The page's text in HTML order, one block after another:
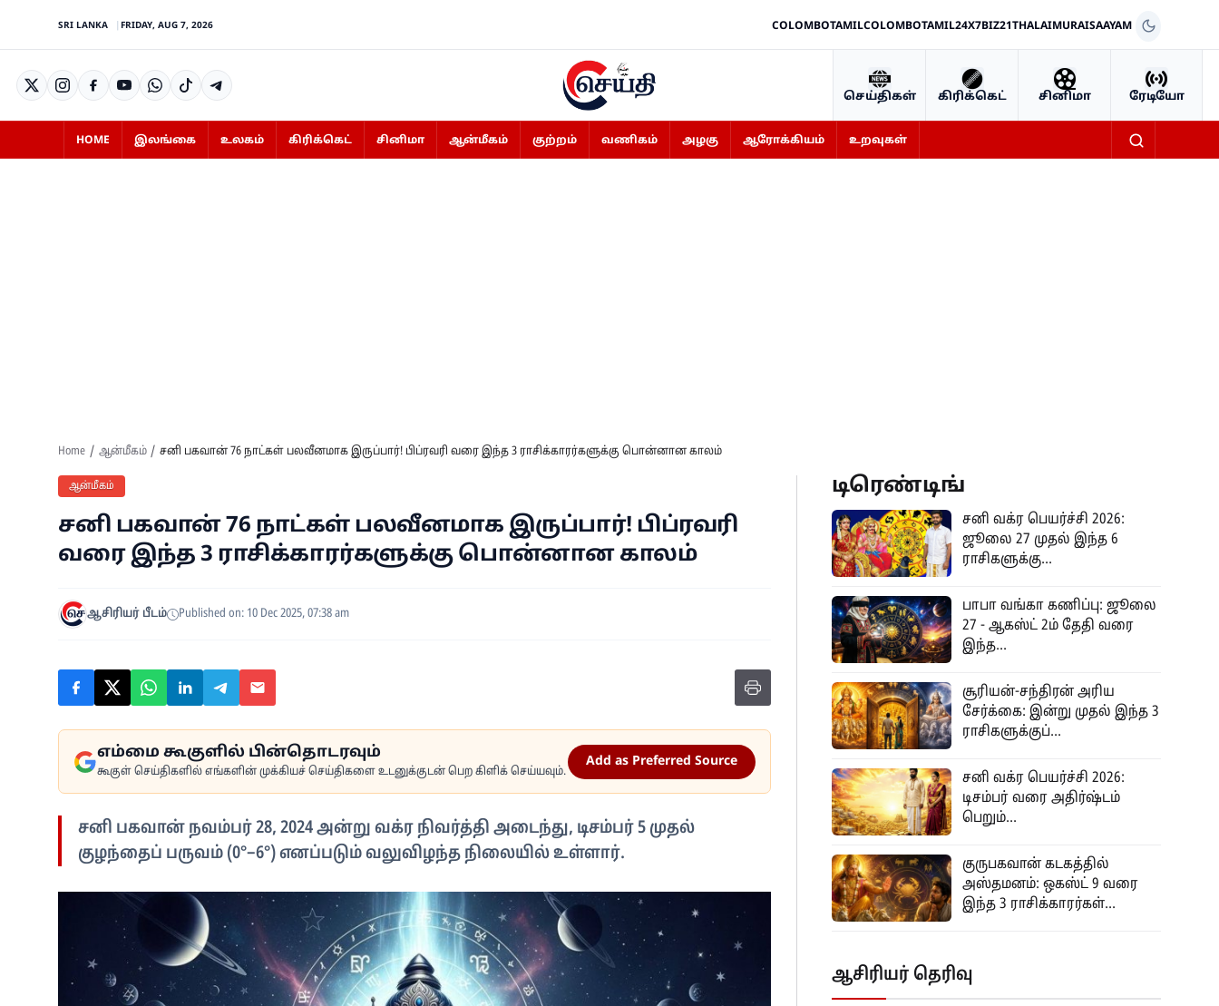
SRI LANKA FRIDAY, AUG 7, 2026 COLOMBOTAMILCOLOMBOTAMIL24X7BIZ21THALAIMURAISAAYAM
செய்திகள் கிரிக்கெட் சினிமா ரேடியோ
HOME இலங்கை உலகம் கிரிக்கெட் சினிமா ஆன்மீகம் குற்றம் வணிகம் அழகு ஆரோக்கியம் உறவுகள்
Home ஆன்மீகம் சனி பகவான் 76 நாட்கள் பலவீனமாக இருப்பார்! பிப்ரவரி வரை இந்த 3 ராசிக்காரர்களுக்கு பொன்னான காலம்
ஆன்மீகம்
சனி பகவான் 76 நாட்கள் பலவீனமாக இருப்பார்! பிப்ரவரி
வரை இந்த 3 ராசிக்காரர்களுக்கு பொன்னான காலம்
ஆசிரியர் பீடம் Published on: 10 Dec 2025, 07:38 am
எம்மை கூகுளில் பின்தொடரவும்
கூகுள் செய்திகளில் எங்களின் முக்கியச் செய்திகளை உடனுக்குடன் பெற கிளிக் செய்யவும்.
Add as Preferred Source
சனி பகவான் நவம்பர் 28, 2024 அன்று வக்ர நிவர்த்தி அடைந்து, டிசம்பர் 5 முதல்
குழந்தைப் பருவம் (0°–6°) எனப்படும் வலுவிழந்த நிலையில் உள்ளார்.
டிரெண்டிங்
சனி வக்ர பெயர்ச்சி 2026:
ஜூலை 27 முதல் இந்த 6
ராசிகளுக்கு...
பாபா வங்கா கணிப்பு: ஜூலை
27 - ஆகஸ்ட் 2ம் தேதி வரை
இந்த...
சூரியன்-சந்திரன் அரிய
சேர்க்கை: இன்று முதல் இந்த 3
ராசிகளுக்குப்...
சனி வக்ர பெயர்ச்சி 2026:
டிசம்பர் வரை அதிர்ஷ்டம்
பெறும்...
குருபகவான் கடகத்தில்
அஸ்தமனம்: ஒகஸ்ட் 9 வரை
இந்த 3 ராசிக்காரர்கள்...
ஆசிரியர் தெரிவு